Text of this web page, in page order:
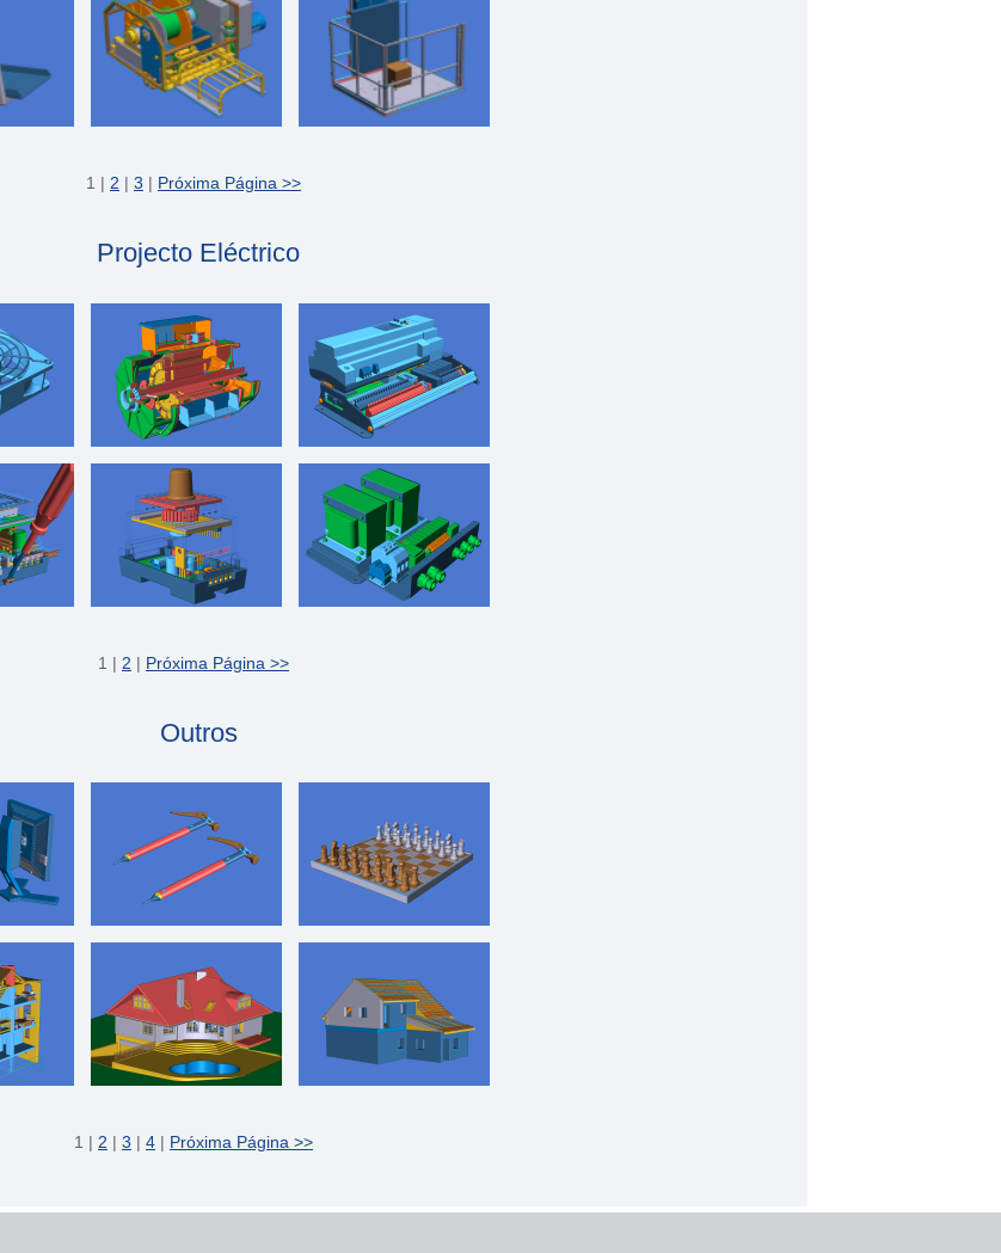
1 | 2 | 3 | Próxima Página >>
Projecto Eléctrico
1 | 2 | Próxima Página >>
Outros
1 | 2 | 3 | 4 | Próxima Página >>